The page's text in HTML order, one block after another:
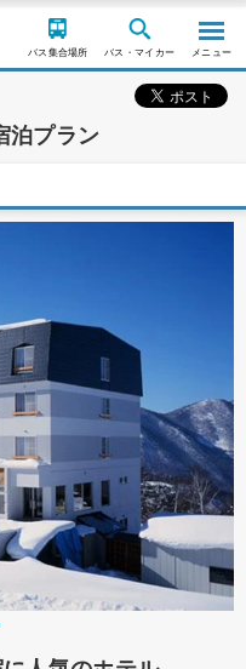
バス集合場所 バス・マイカー メニュー
泊プラン